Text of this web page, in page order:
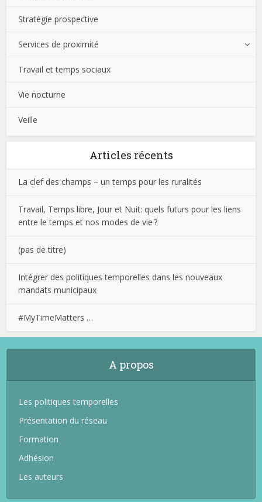
Stratégie prospective
Services de proximité
Travail et temps sociaux
Vie nocturne
Veille
Articles récents
La clef des champs – un temps pour les ruralités
Travail, Temps libre, Jour et Nuit: quels futurs pour les liens
entre le temps et nos modes de vie ?
(pas de titre)
Intégrer des politiques temporelles dans les nouveaux
mandats municipaux
#MyTimeMatters …
A propos
Les politiques temporelles
Présentation du réseau
Formation
Adhésion
Les auteurs